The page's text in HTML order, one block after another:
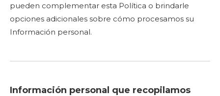
pueden complementar esta Política o brindarle
opciones adicionales sobre cómo procesamos su
Información personal.
Información personal que recopilamos